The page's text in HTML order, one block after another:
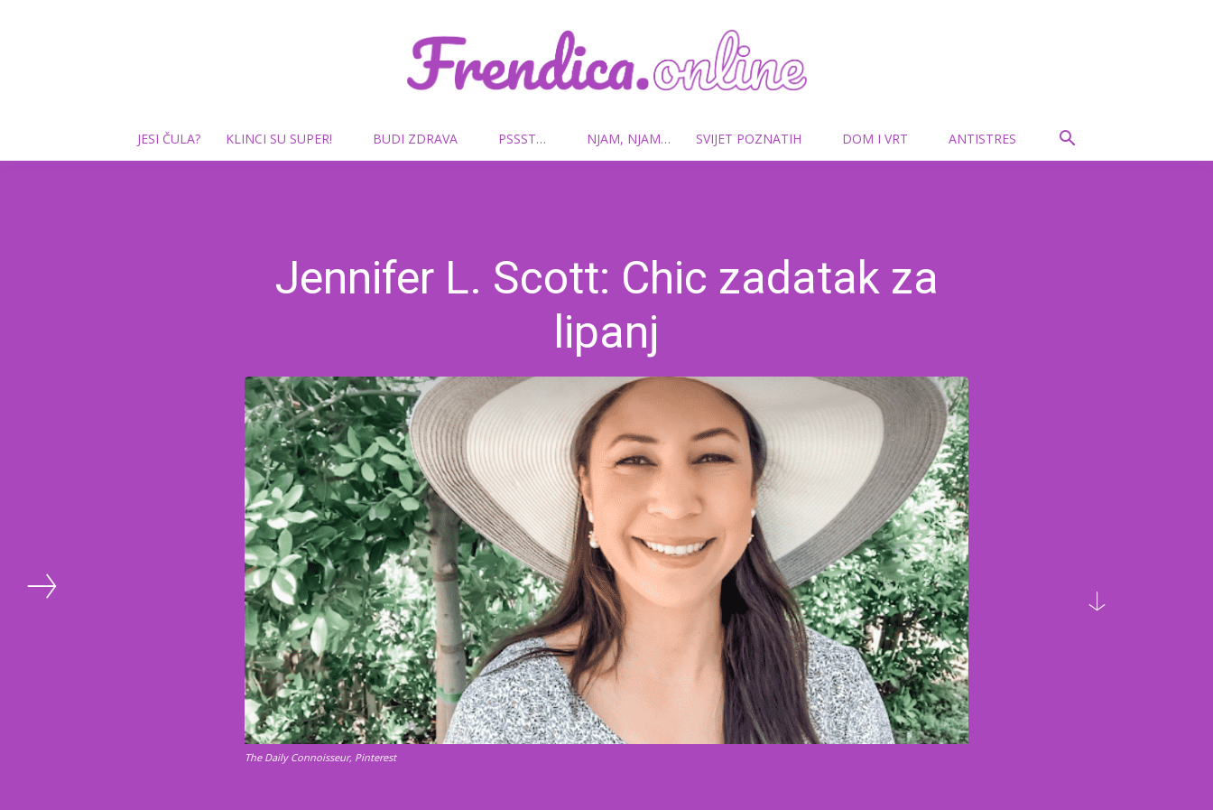
Frendica.online
JESI ČULA? KLINCI SU SUPER! BUDI ZDRAVA PSSST… NJAM, NJAM… SVIJET POZNATIH DOM I VRT ANTISTRES
Jennifer L. Scott: Chic zadatak za
lipanj
The Daily Connoisseur, Pinterest